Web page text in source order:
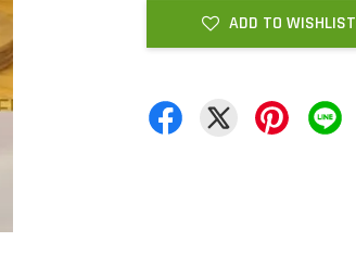
ADD TO WISHLIST